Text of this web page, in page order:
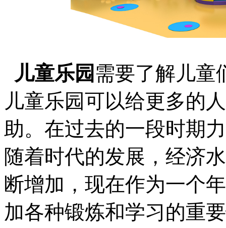
儿童乐园 需要了解儿童
儿童乐园可以给更多的
助。在过去的一段时期
随着时代的发展，经济
断增加，现在作为一个
加各种锻炼和学习的重